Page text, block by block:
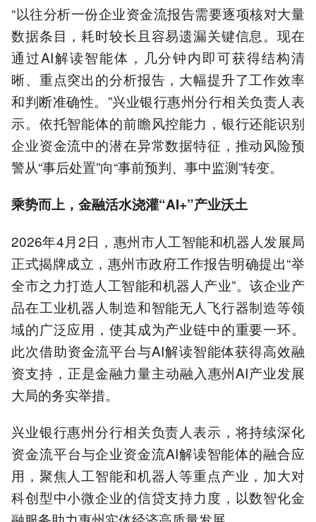
“以往分析一份企业资金流报告需要逐项核对大量
数据条目，耗时较长且容易遗漏关键信息。现在
通过AI解读智能体，几分钟内即可获得结构清
晰、重点突出的分析报告，大幅提升了工作效率
和判断准确性。”兴业银行惠州分行相关负责人表
示。依托智能体的前瞻风控能力，银行还能识别
企业资金流中的潜在异常数据特征，推动风险预
警从“事后处置”向“事前预判、事中监测”转变。
乘势而上，金融活水浇灌“AI+”产业沃土
2026年4月2日，惠州市人工智能和机器人发展局
正式揭牌成立，惠州市政府工作报告明确提出“举
全市之力打造人工智能和机器人产业”。该企业产
品在工业机器人制造和智能无人飞行器制造等领
域的广泛应用，使其成为产业链中的重要一环。
此次借助资金流平台与AI解读智能体获得高效融
资支持，正是金融力量主动融入惠州AI产业发展
大局的务实举措。
兴业银行惠州分行相关负责人表示，将持续深化
资金流平台与企业资金流AI解读智能体的融合应
用，聚焦人工智能和机器人等重点产业，加大对
科创型中小微企业的信贷支持力度，以数智化金